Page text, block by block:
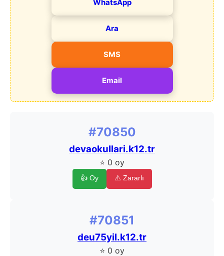
WhatsApp
Ara
SMS
Email
#70850
devaokullari.k12.tr
⭐ 0 oy
👍 Oy ⚠️ Zararlı
#70851
deu75yil.k12.tr
⭐ 0 oy